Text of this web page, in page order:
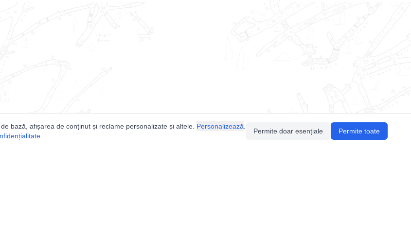
bază, afișarea de conținut și reclame personalizate și altele. Personalizează
Permite doar esențiale Permite toate